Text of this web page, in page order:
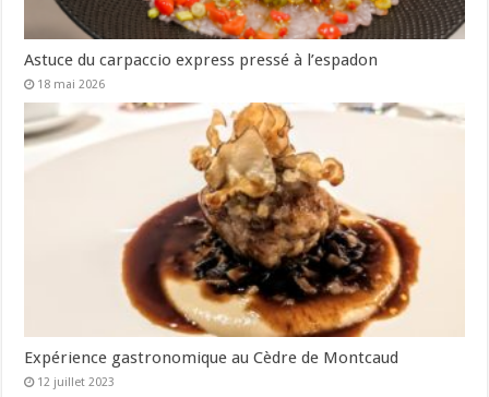
Astuce du carpaccio express pressé à l’espadon
18 mai 2026
Expérience gastronomique au Cèdre de Montcaud
12 juillet 2023